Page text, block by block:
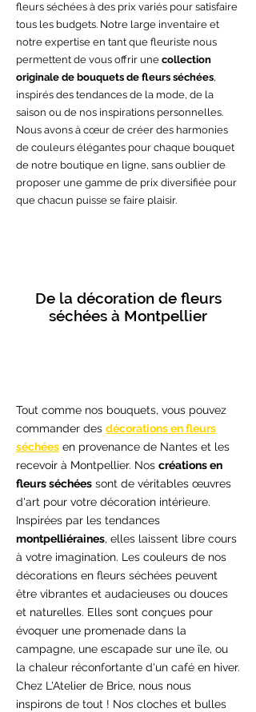
fleurs séchées à des prix variés pour satisfaire
tous les budgets. Notre large inventaire et
notre expertise en tant que fleuriste nous
permettent de vous offrir une collection
originale de bouquets de fleurs séchées,
inspirés des tendances de la mode, de la
saison ou de nos inspirations personnelles.
Nous avons à cœur de créer des harmonies
de couleurs élégantes pour chaque bouquet
de notre boutique en ligne, sans oublier de
proposer une gamme de prix diversifiée pour
que chacun puisse se faire plaisir.
De la décoration de fleurs
séchées à Montpellier
Tout comme nos bouquets, vous pouvez
commander des décorations en fleurs
séchées en provenance de Nantes et les
recevoir à Montpellier. Nos créations en
fleurs séchées sont de véritables œuvres
d'art pour votre décoration intérieure.
Inspirées par les tendances
montpelliéraines, elles laissent libre cours
à votre imagination. Les couleurs de nos
décorations en fleurs séchées peuvent
être vibrantes et audacieuses ou douces
et naturelles. Elles sont conçues pour
évoquer une promenade dans la
campagne, une escapade sur une île, ou
la chaleur réconfortante d'un café en hiver.
Chez L'Atelier de Brice, nous nous
inspirons de tout ! Nos cloches et bulles